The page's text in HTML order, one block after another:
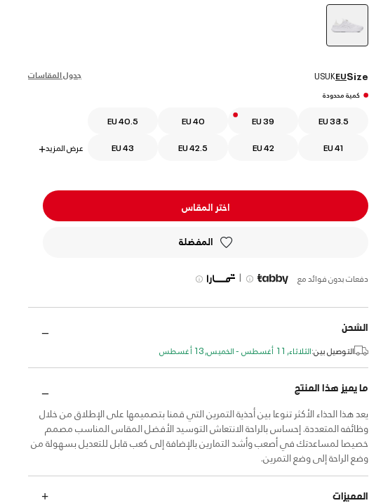
جدول المقاسات Size
EU
UK
US
كمية محدودة
EU 38.5
EU 39
EU 40
EU 40.5
EU 41
EU 42
EU 42.5
EU 43 عرض المزيد+
اختر المقاس
المفضلة
دفعات بدون فوائد مع |
الشحن
التوصيل بين:الثلاثاء, 11 أغسطس - الخميس, 13 أغسطس
ما يميز هذا المنتج
يعد هذا الحذاء الأكثر تنوعا بين أحذية التمرين التي قمنا بتصميمها على الإطلاق من خلال
وظائفه المتعددة. إحساس بالراحة الانتعاش التوسيد الأفضل المقاس المناسب مصمم
خصيصا لمساعدتك في أصعب وأشد التمارين بالإضافة إلى كعب قابل للتعديل بسهولة من
وضع الراحة إلى وضع التمرين.
المميزات